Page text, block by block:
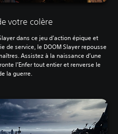
votre colère
dans ce jeu d’action épique et
de service, le DOOM Slayer repousse
Assistez à la naissance d’une
l’Enfer tout entier et renverse le
la guerre.